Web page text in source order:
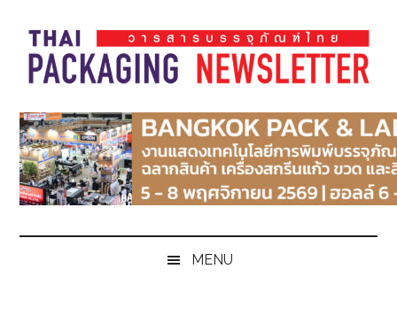
main
content
secondary
menu
primary
sidebar
footer
Thai
Pack
Magazine
Pack
Magazine
MENU